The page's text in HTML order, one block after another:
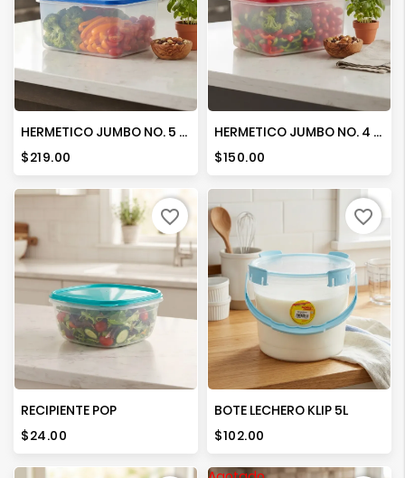
HERMETICO JUMBO NO. 5 C/TAPA
Precio
$219.00
HERMETICO JUMBO NO. 4 C/TAPA
Precio
$150.00
RECIPIENTE POP
Precio
$24.00
favorite_border
BOTE LECHERO KLIP 5L
Precio
$102.00
favorite_border